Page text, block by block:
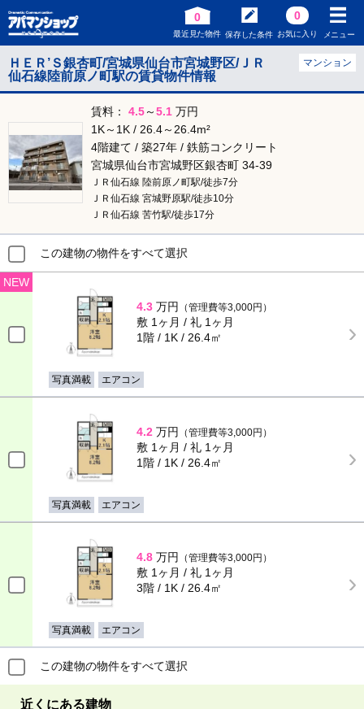
0
最近見た物件 保存した条件
0
お気に入り メニュー
ＨＥＲ’Ｓ銀杏町/宮城県仙台市宮城野区/ＪＲ
仙石線陸前原ノ町駅の賃貸物件情報
マンション
賃料： 4.5～5.1 万円
1K～1K / 26.4～26.4m²
4階建て / 築27年 / 鉄筋コンクリート
宮城県仙台市宮城野区銀杏町 34-39
ＪＲ仙石線 陸前原ノ町駅/徒歩7分
ＪＲ仙石線 宮城野原駅/徒歩10分
ＪＲ仙石線 苦竹駅/徒歩17分
この建物の物件をすべて選択
NEW
4.3 万円 （管理費等3,000円）
敷 1ヶ月 / 礼 1ヶ月
1階 / 1K / 26.4㎡
写真満載 エアコン
4.2 万円 （管理費等3,000円）
敷 1ヶ月 / 礼 1ヶ月
1階 / 1K / 26.4㎡
写真満載 エアコン
4.8 万円 （管理費等3,000円）
敷 1ヶ月 / 礼 1ヶ月
3階 / 1K / 26.4㎡
写真満載 エアコン
この建物の物件をすべて選択
近くにある建物